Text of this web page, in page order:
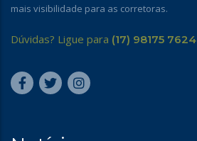
mais visibilidade para as corretoras.
Dúvidas? Ligue para (17) 98175 7624